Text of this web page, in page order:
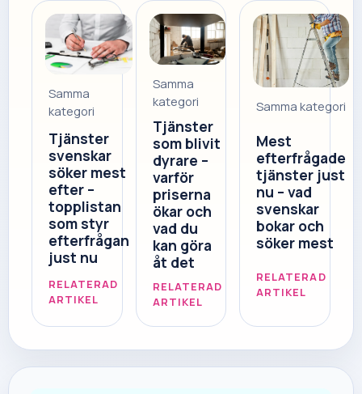
Samma
kategori
Tjänster
svenskar
söker mest
efter –
topplistan
som styr
efterfrågan
just nu
RELATERAD
ARTIKEL
Samma
kategori
Tjänster
som blivit
dyrare –
varför
priserna
ökar och
vad du
kan göra
åt det
RELATERAD
ARTIKEL
Samma kategori
Mest
efterfrågade
tjänster just
nu – vad
svenskar
bokar och
söker mest
RELATERAD
ARTIKEL